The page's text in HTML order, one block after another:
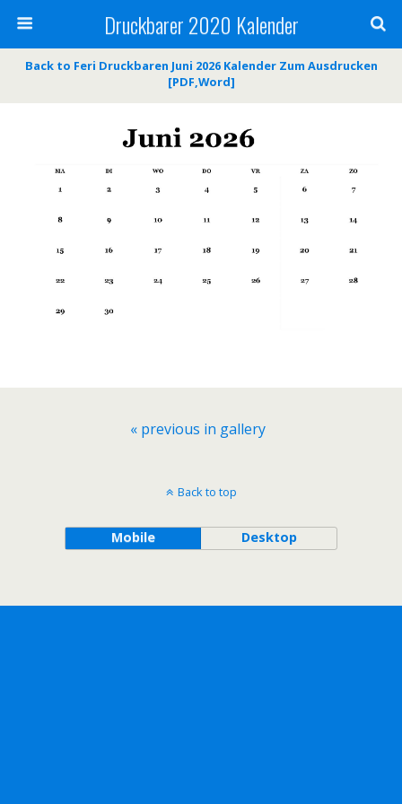
Druckbarer 2020 Kalender
Back to Feri Druckbaren Juni 2026 Kalender Zum Ausdrucken
[PDF,Word]
« previous in gallery
Back to top
Mobile Desktop